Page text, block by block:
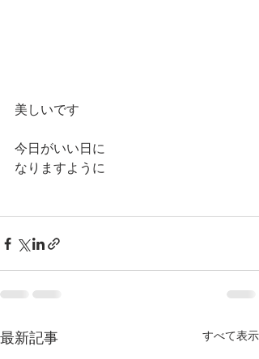
美しいです
今日がいい日に
なりますように
最新記事 すべて表示